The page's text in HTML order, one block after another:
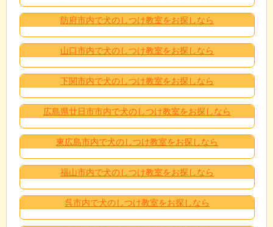
防府市内で犬のしつけ教室をお探しなら
山口市内で犬のしつけ教室をお探しなら
下関市内で犬のしつけ教室をお探しなら
広島県廿日市市内で犬のしつけ教室をお探しなら
東広島市内で犬のしつけ教室をお探しなら
福山市内で犬のしつけ教室をお探しなら
呉市内で犬のしつけ教室をお探しなら